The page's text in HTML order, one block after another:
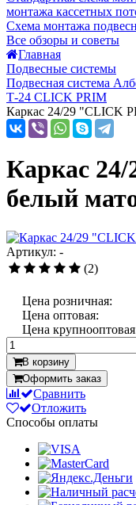
монтажа кассетных
Схема монтажа
Все обзоры и советы
Главная
Подвесные системы
Подвесная система
Т-24 CLICK PRIM
Каркас 24/29 "CLICK
Каркас
белый
Артикул: -
(2)
Цена розничная:
Цена оптовая:
Цена
В корзину
Оформить заказ
Сравнить
Отложить
Способы оплаты